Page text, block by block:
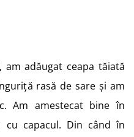
adăugat ceapa tăiată
rasă de sare și am
Am amestecat bine în
cu capacul. Din când în